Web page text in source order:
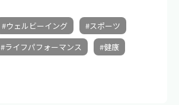
#ウェルビーイング
#スポーツ
#ライフパフォーマンス
#健康